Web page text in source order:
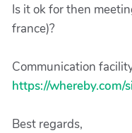
Is it ok for then
france)?
Communication
https://whereby.com/
Best regards,